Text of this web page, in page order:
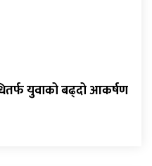
युवाको बढ्दो आकर्षण